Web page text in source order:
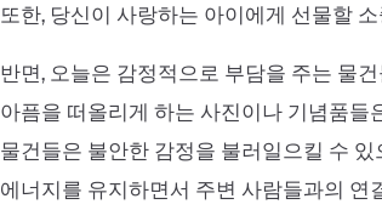
또한, 당신이 사랑하는 아이에게 선물할
반면, 오늘은 감정적으로 부담을 주는 물
아픔을 떠올리게 하는 사진이나 기념품들
물건들은 불안한 감정을 불러일으킬 수
에너지를 유지하면서 주변 사람들과의